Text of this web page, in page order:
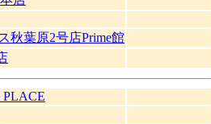
秋葉原2号店Prime館